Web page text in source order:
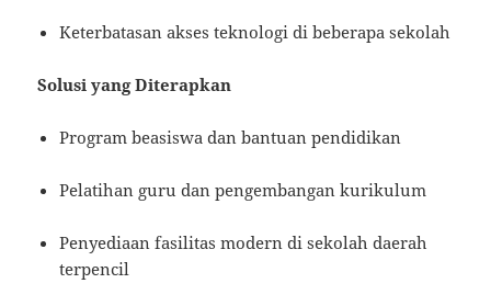
Keterbatasan akses teknologi di beberapa sekolah
Solusi yang Diterapkan
Program beasiswa dan bantuan pendidikan
Pelatihan guru dan pengembangan kurikulum
Penyediaan fasilitas modern di sekolah daerah
terpencil